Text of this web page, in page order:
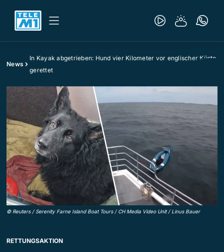
News
In Kayak abgetrieben: Hund vier Kilometer vor englischer Küste
gerettet
© Reuters / Serenity Farne Island Boat Tours / CH Media Video Unit / Linus Bauer
RETTUNGSAKTION